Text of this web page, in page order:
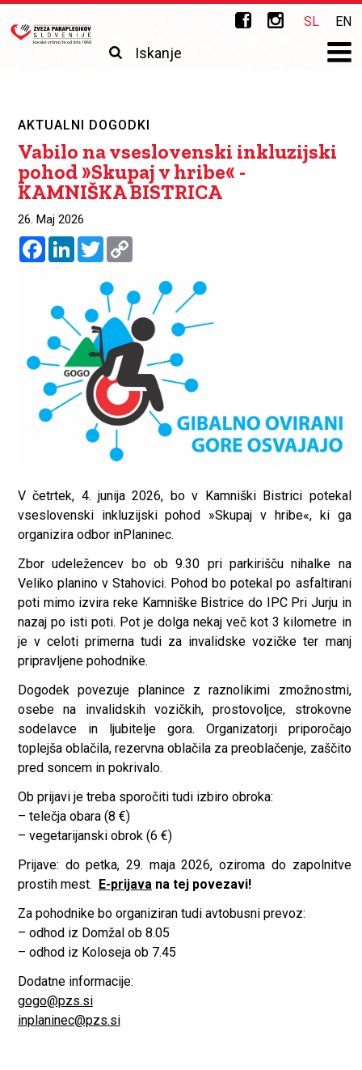
Skip to main content
Zveza
paraplegikov
SL EN
Iskalnik
Išči
AKTUALNI DOGODKI
Vabilo na vseslovenski inkluzijski
pohod »Skupaj v hribe« -
KAMNIŠKA BISTRICA
26. Maj 2026
FacebookLinkedInTwitter
Link
V četrtek, 4. junija 2026, bo v Kamniški Bistrici potekal
vseslovenski inkluzijski pohod »Skupaj v hribe«, ki ga
organizira odbor inPlaninec.
Zbor udeležencev bo ob 9.30 pri parkirišču nihalke na
Veliko planino v Stahovici. Pohod bo potekal po asfaltirani
poti mimo izvira reke Kamniške Bistrice do IPC Pri Jurju in
nazaj po isti poti. Pot je dolga nekaj več kot 3 kilometre in
je v celoti primerna tudi za invalidske vozičke ter manj
pripravljene pohodnike.
Dogodek povezuje planince z raznolikimi zmožnostmi,
osebe na invalidskih vozičkih, prostovoljce, strokovne
sodelavce in ljubitelje gora. Organizatorji priporočajo
toplejša oblačila, rezervna oblačila za preoblačenje, zaščito
pred soncem in pokrivalo.
Ob prijavi je treba sporočiti tudi izbiro obroka:
– telečja obara (8 €)
– vegetarijanski obrok (6 €)
Prijave: do petka, 29. maja 2026, oziroma do zapolnitve
prostih mest.
E-prijavana tej povezavi!
Za pohodnike bo organiziran tudi avtobusni prevoz:
– odhod iz Domžal ob 8.05
– odhod iz Koloseja ob 7.45
Dodatne informacije:
gogo@pzs.si
inplaninec@pzs.si